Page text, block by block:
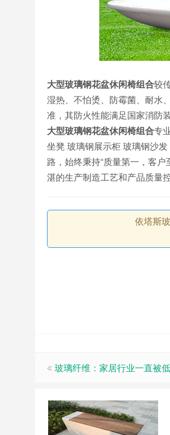
大型玻璃钢花盆休闲椅组合较
湿热、不怕烫、防霉菌、耐水
准，其防火性能满足国家消防
大型玻璃钢花盆休闲椅组合专
坐凳 玻璃钢展示柜 玻璃钢沙
路，始终秉持“质量第一，客
湛的生产制造工艺和产品质量
依塔斯
玻璃纤维：家居行业一直被